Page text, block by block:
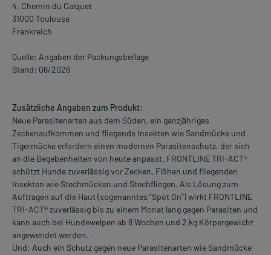
4, Chemin du Calquet
31000 Toulouse
Frankreich
Quelle: Angaben der Packungsbeilage
Stand: 06/2026
Zusätzliche Angaben zum Produkt:
Neue Parasitenarten aus dem Süden, ein ganzjähriges
Zeckenaufkommen und fliegende Insekten wie Sandmücke und
Tigermücke erfordern einen modernen Parasitenschutz, der sich
an die Begebenheiten von heute anpasst. FRONTLINE TRI-ACT®
schützt Hunde zuverlässig vor Zecken, Flöhen und fliegenden
Insekten wie Stechmücken und Stechfliegen. Als Lösung zum
Auftragen auf die Haut (sogenanntes "Spot On") wirkt FRONTLINE
TRI-ACT® zuverlässig bis zu einem Monat lang gegen Parasiten und
kann auch bei Hundewelpen ab 8 Wochen und 2 kg Körpergewicht
angewendet werden.
Und: Auch ein Schutz gegen neue Parasitenarten wie Sandmücke